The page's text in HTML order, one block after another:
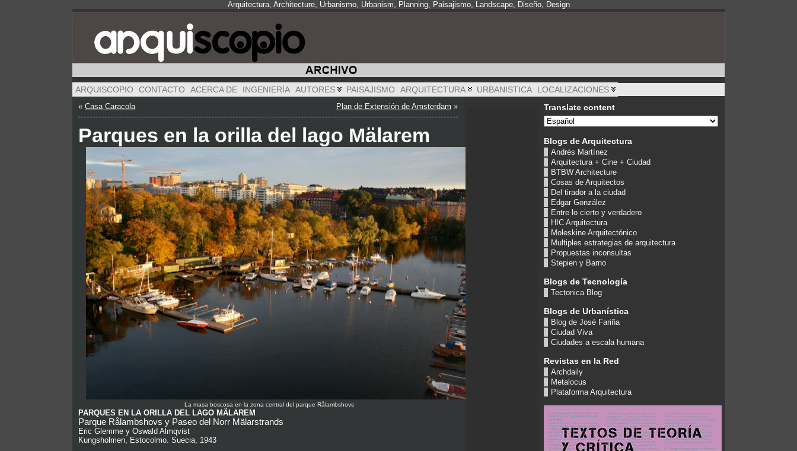
Arquitectura, Architecture, Urbanismo, Urbanism, Planning, Paisajismo, Landscape, Diseño, Design
ARQUISCOPIO CONTACTO ACERCA DE INGENIERÍA AUTORES PAISAJISMO ARQUITECTURA URBANISTICA LOCALIZACIONES
« Casa Caracola Plan de Extensión de Amsterdam »
Parques en la orilla del lago Mälarem
La masa boscosa en la zona central del parque Rålambshovs
PARQUES EN LA ORILLA DEL LAGO MÄLAREM
Parque Rålambshovs y Paseo del Norr Mälarstrands
Eric Glemme y Oswald Almqvist
Kungsholmen, Estocolmo. Suecia, 1943
Translate content
Blogs de Arquitectura
Andrés Martínez
Arquitectura + Cine + Ciudad
BTBW Architecture
Cosas de Arquitectos
Del tirador a la ciudad
Edgar González
Entre lo cierto y verdadero
HIC Arquitectura
Moleskine Arquitectónico
Multiples estrategias de arquitectura
Propuestas inconsultas
Stepien y Barno
Blogs de Tecnología
Tectonica Blog
Blogs de Urbanística
Blog de José Fariña
Ciudad Viva
Ciudades a escala humana
Revistas en la Red
Archdaily
Metalocus
Plataforma Arquitectura